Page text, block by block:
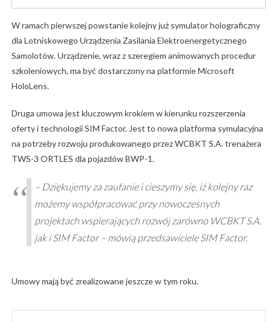
W ramach pierwszej powstanie kolejny już symulator holograficzny
dla Lotniskowego Urządzenia Zasilania Elektroenergetycznego
Samolotów. Urządzenie, wraz z szeregiem animowanych procedur
szkoleniowych, ma być dostarczony na platformie Microsoft
HoloLens.
Druga umowa jest kluczowym krokiem w kierunku rozszerzenia
oferty i technologii SIM Factor. Jest to nowa platforma symulacyjna
na potrzeby rozwoju produkowanego przez WCBKT S.A. trenażera
TWS-3 ORTLES dla pojazdów BWP-1.
– Dziękujemy za zaufanie i cieszymy się, iż kolejny raz
możemy współpracować przy nowoczesnych
projektach wspierających rozwój zarówno WCBKT S.A.
jak i SIM Factor – mówią przedsawiciele SIM Factor.
Umowy mają być zrealizowane jeszcze w tym roku.